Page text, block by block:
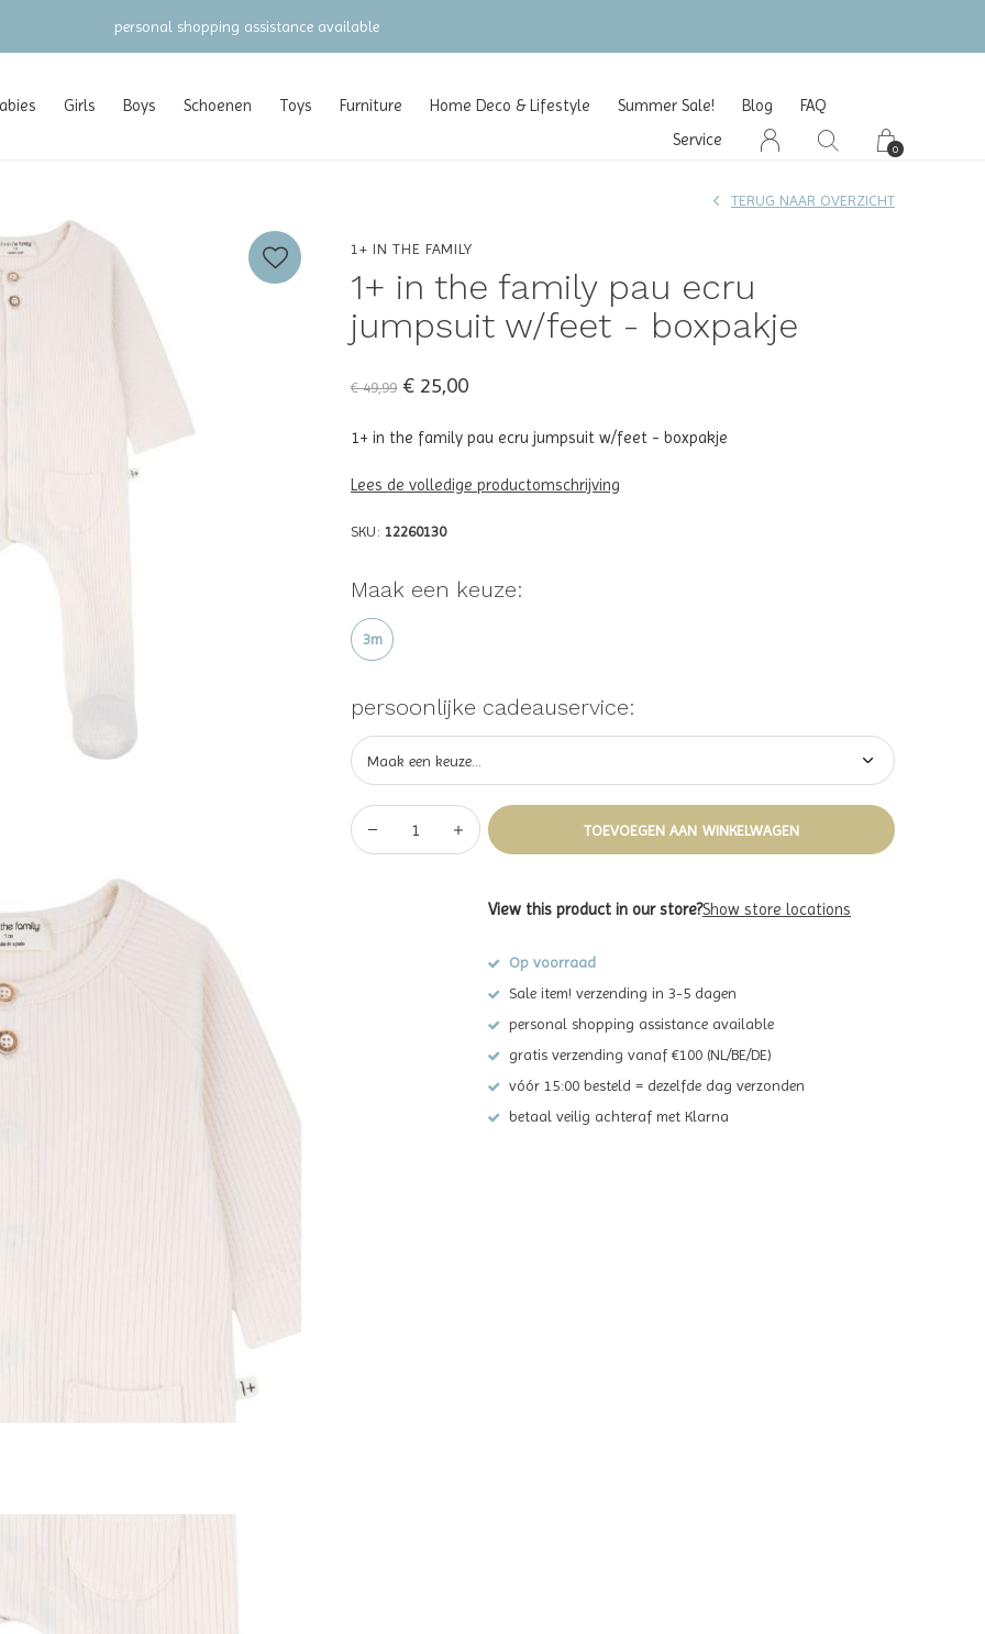
Girls Boys Schoenen Toys Furniture Home Deco & Lifestyle Summer Sale! Blog
FAQ
Service
0
personal shopping assistance available
1+ IN THE FAMILY
1+ in the family pau ecru
jumpsuit w/feet - boxpakje
TERUG NAAR OVERZICHT
€ 49,99 € 25,00
1+ in the family pau ecru jumpsuit w/feet - boxpakje
Lees de volledige productomschrijving
SKU: 12260130
Maak een keuze:
3m
persoonlijke cadeauservice:
TOEVOEGEN AAN WINKELWAGEN
View this product in our store?Show store locations
Op voorraad
Sale item! verzending in 3-5 dagen
personal shopping assistance available
gratis verzending vanaf €100 (NL/BE/DE)
vóór 15:00 besteld = dezelfde dag verzonden
betaal veilig achteraf met Klarna